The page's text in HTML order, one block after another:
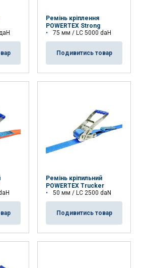
Ремінь кріплення
POWERTEX Strong
75 мм / LC 5000 daН
Подивитись товар
Ремінь кріпильний
POWERTEX Trucker
50 мм / LC 2500 daN
Подивитись товар
Niesklasyfikowane
ODRZUĆ WSZYSTKIE